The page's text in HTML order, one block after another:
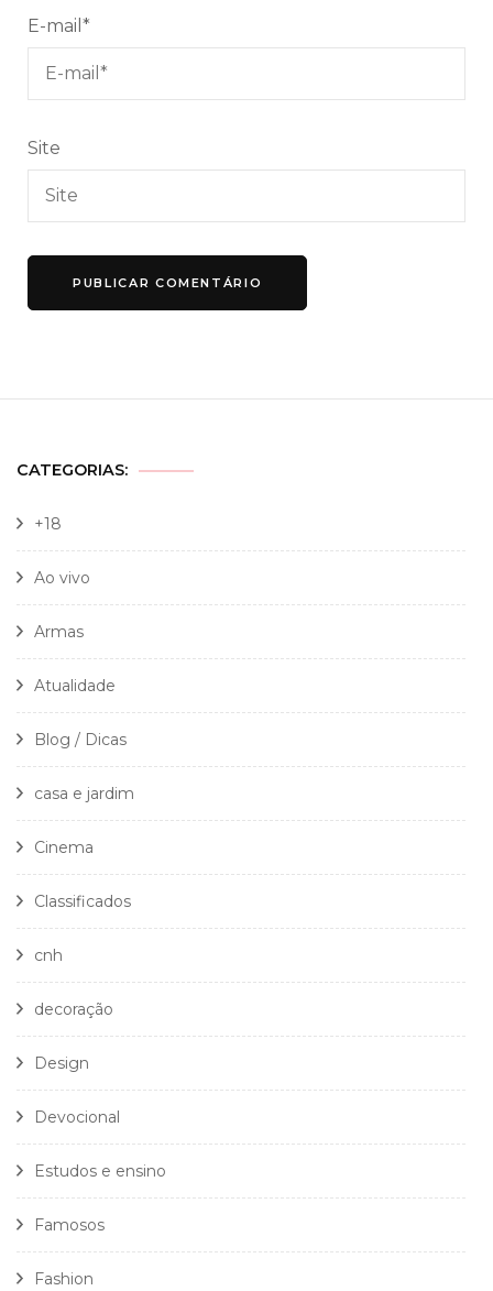
E-mail *
Site
CATEGORIAS:
+18
Ao vivo
Armas
Atualidade
Blog / Dicas
casa e jardim
Cinema
Classificados
cnh
decoração
Design
Devocional
Estudos e ensino
Famosos
Fashion